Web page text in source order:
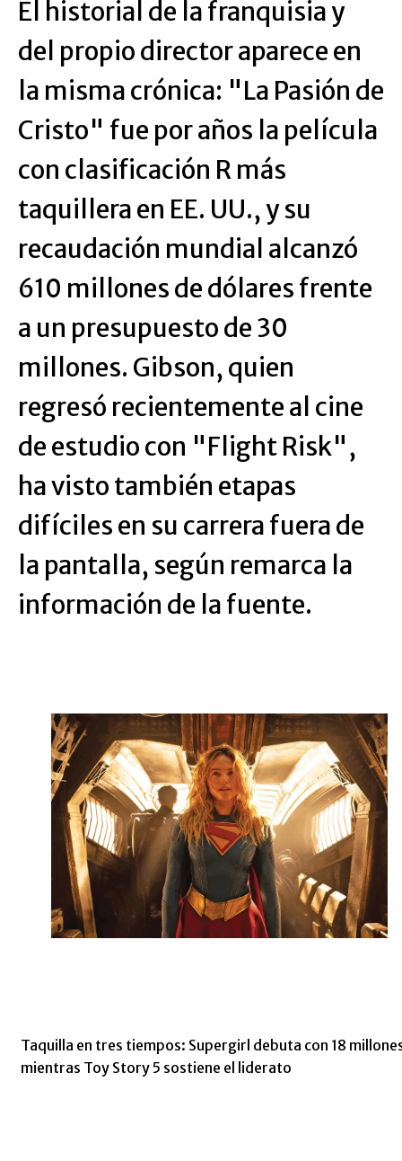
El historial de la franquisia y
del propio director aparece en
la misma crónica: "La Pasión de
Cristo" fue por años la película
con clasificación R más
taquillera en EE. UU., y su
recaudación mundial alcanzó
610 millones de dólares frente
a un presupuesto de 30
millones. Gibson, quien
regresó recientemente al cine
de estudio con "Flight Risk",
ha visto también etapas
difíciles en su carrera fuera de
la pantalla, según remarca la
información de la fuente.
Taquilla en tres tiempos: Supergirl debuta con 18
mientras Toy Story 5 sostiene el liderato